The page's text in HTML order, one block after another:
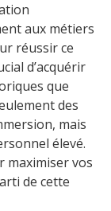
aux métiers
réussir ce
d’acquérir
que
des
mais
élevé.
maximiser vos
de cette